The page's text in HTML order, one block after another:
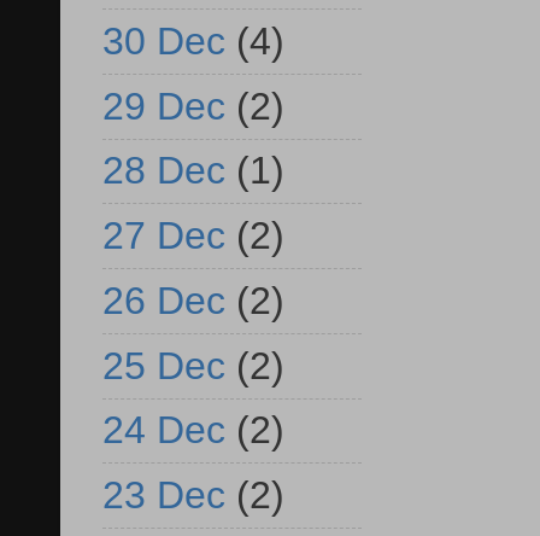
30 Dec (4)
29 Dec (2)
28 Dec (1)
27 Dec (2)
26 Dec (2)
25 Dec (2)
24 Dec (2)
23 Dec (2)